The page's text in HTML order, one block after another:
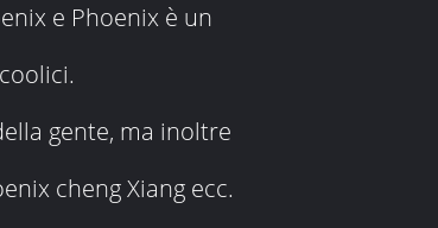
e Phoenix è un
gente, ma inoltre
cheng Xiang ecc.